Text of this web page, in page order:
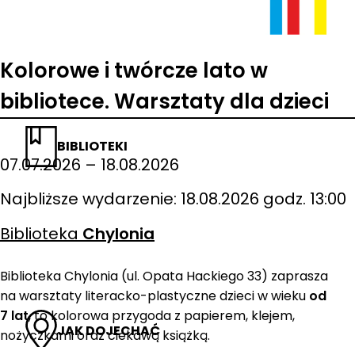
BIBLIOTEKI
JAK DOJECHAĆ
Kolorowe i twórcze lato w
bibliotece. Warsztaty dla dzieci
07.07.2026 – 18.08.2026
Najbliższe wydarzenie: 18.08.2026 godz. 13:00
Biblioteka Chylonia
Biblioteka Chylonia (ul. Opata Hackiego 33) zaprasza
na warsztaty literacko-plastyczne dzieci w wieku od
7 lat, to kolorowa przygoda z papierem, klejem,
nożyczkami oraz ciekawą książką.